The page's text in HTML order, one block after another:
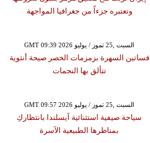
وتعتبره جزءاً من جغرافيا المواجهة
GMT 09:39 2026 السبت ,25 تموز / يوليو
فساتين السهرة بزمزمات الخصر صيحة أنثوية
تتألق بها النجمات
GMT 09:57 2026 السبت ,25 تموز / يوليو
سياحة صيفية استثنائية آيسلندا بانتظاركِ
بمناظرها الطبيعية الآسرة